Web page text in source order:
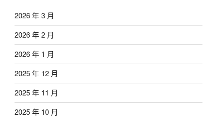
2026 年 3 月
2026 年 2 月
2026 年 1 月
2025 年 12 月
2025 年 11 月
2025 年 10 月